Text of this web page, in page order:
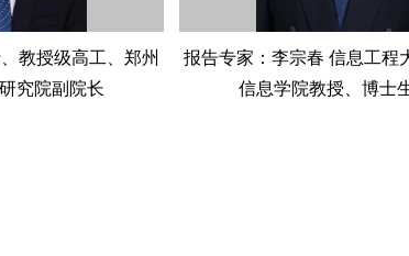
教授级高工、郑州
究院副院长
报告专家：李宗春 信息工程
信息学院教授、博士